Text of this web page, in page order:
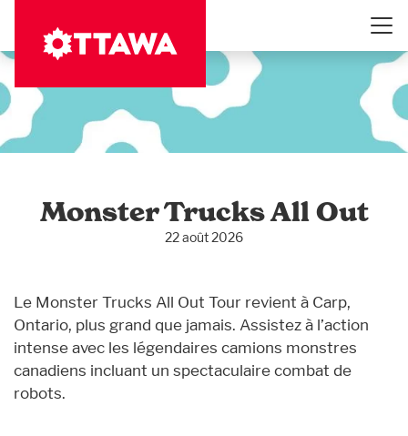
contenu
Monster Trucks All Out
22 août 2026
Le Monster Trucks All Out Tour revient à Carp,
Ontario, plus grand que jamais. Assistez à l’action
intense avec les légendaires camions monstres
canadiens incluant un spectaculaire combat de
robots.